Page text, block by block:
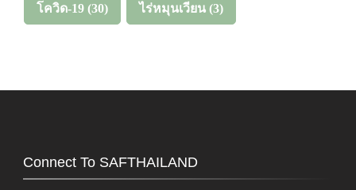
โควิด-19 (30) ไร่หมุนเวียน (3)
Connect To SAFTHAILAND